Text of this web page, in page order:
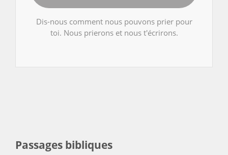
Dis-nous comment nous pouvons prier pour
toi. Nous prierons et nous t'écrirons.
Passages bibliques